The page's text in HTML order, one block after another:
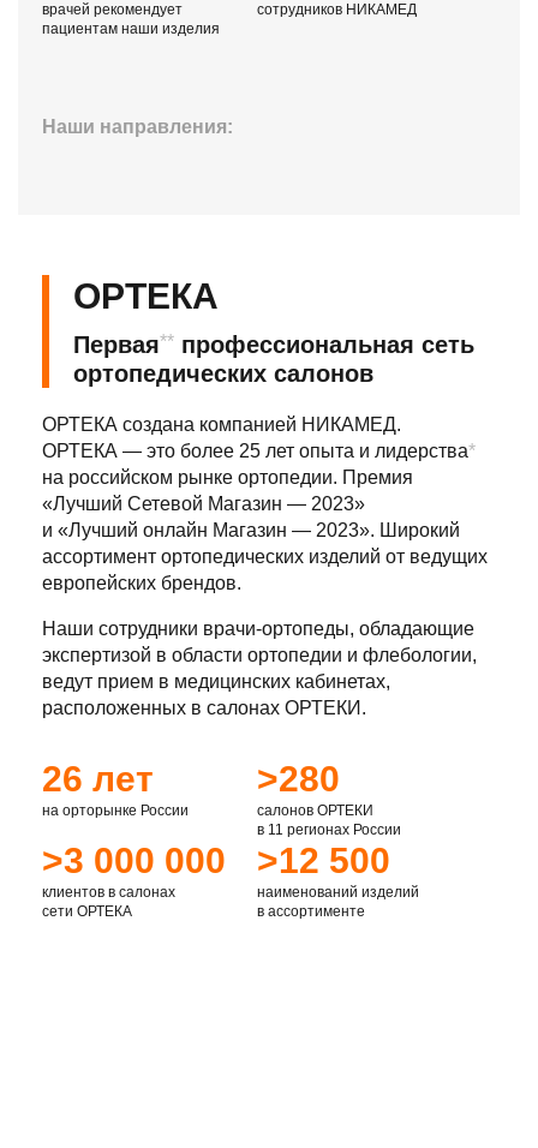
врачей рекомендует
пациентам наши изделия
сотрудников НИКАМЕД
Наши направления:
ОРТЕКА
Первая** профессиональная сеть
ортопедических салонов
ОРТЕКА создана компанией НИКАМЕД.
ОРТЕКА — это более 25 лет опыта и лидерства*
на российском рынке ортопедии. Премия
«Лучший Сетевой Магазин — 2023»
и «Лучший онлайн Магазин — 2023». Широкий
ассортимент ортопедических изделий от ведущих
европейских брендов.
Наши сотрудники врачи-ортопеды, обладающие
экспертизой в области ортопедии и флебологии,
ведут прием в медицинских кабинетах,
расположенных в салонах ОРТЕКИ.
26 лет
на орторынке России
>280
салонов ОРТЕКИ
в 11 регионах России
>3 000 000
клиентов в салонах
сети ОРТЕКА
>12 500
наименований изделий
в ассортименте